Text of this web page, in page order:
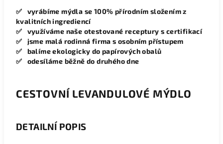
✅ vyrábíme mýdla se 100% přírodním složením z
kvalitních ingrediencí
✅ využíváme naše otestované receptury s certifikací
✅ jsme malá rodinná firma s osobním přístupem
✅ balíme ekologicky do papírových obalů
✅ odesíláme běžně do druhého dne
CESTOVNÍ LEVANDULOVÉ MÝDLO
DETAILNÍ POPIS